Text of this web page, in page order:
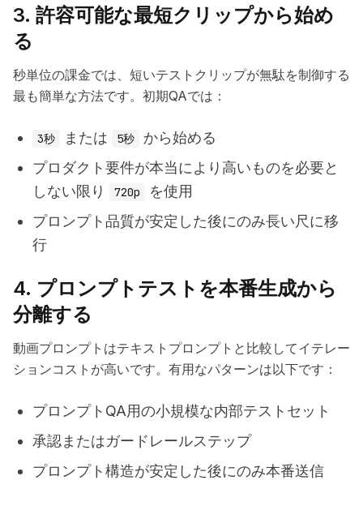
3. 許容可能な最短クリップから始め
る
秒単位の課金では、短いテストクリップが無駄を制御する
最も簡単な方法です。初期QAでは：
3秒 または 5秒
から始める
プロダクト要件が本当により高いものを必要と
しない限り
720p
を使用
プロンプト品質が安定した後にのみ長い尺に移
行
4. プロンプトテストを本番生成から
分離する
動画プロンプトはテキストプロンプトと比較してイテレー
ションコストが高いです。有用なパターンは以下です：
プロンプトQA用の小規模な内部テストセット
承認またはガードレールステップ
プロンプト構造が安定した後にのみ本番送信